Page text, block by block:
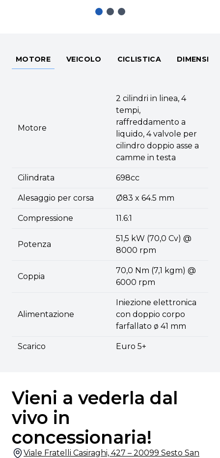
MOTORE VEICOLO CICLISTICA
Motore
2 cilindri in linea, 4
tempi,
raffreddamento a
liquido, 4 valvole per
cilindro doppio asse a
camme in testa
Cilindrata 698cc
Alesaggio per corsa Ø83 x 64.5 mm
Compressione 11.6:1
Potenza
51,5 kW (70,0 Cv) @
8000 rpm
Coppia
70,0 Nm (7,1 kgm) @
6000 rpm
Alimentazione
Iniezione elettronica
con doppio corpo
farfallato ø 41 mm
Scarico Euro 5+
Vieni a vederla dal
vivo in
concessionaria!
Viale Fratelli Casiraghi, 427 – 20099 Sesto San